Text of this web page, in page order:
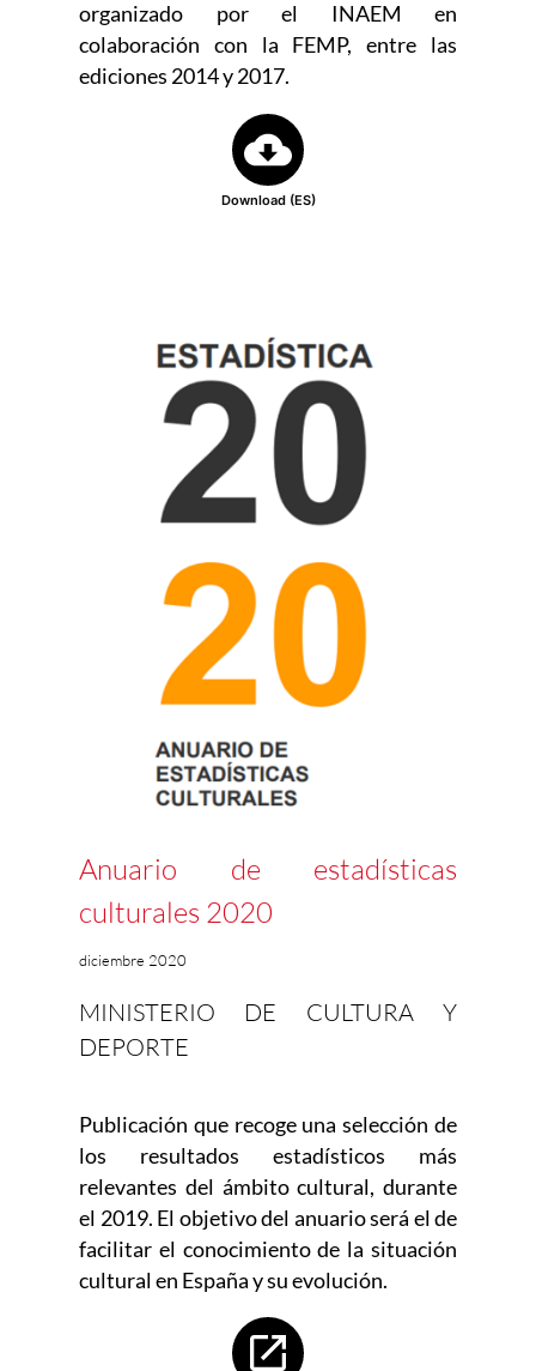
organizado por el INAEM en
colaboración con la FEMP, entre las
ediciones 2014 y 2017.
Download (ES)
Anuario de estadísticas
culturales 2020
diciembre 2020
MINISTERIO DE CULTURA Y
DEPORTE
Publicación que recoge una selección de
los resultados estadísticos más
relevantes del ámbito cultural, durante
el 2019. El objetivo del anuario será el de
facilitar el conocimiento de la situación
cultural en España y su evolución.
Abre en nueva ventana